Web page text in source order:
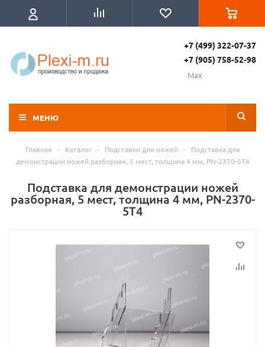
+7 (499) 322-07-37
+7 (905) 758-52-98
Max
МЕНЮ
Главная - Каталог - Подставки для ножей -
Подставка для
демонстрации ножей разборная, 5 мест, толщина 4 мм, PN-2370-5T4
Подставка для демонстрации ножей
разборная, 5 мест, толщина 4 мм, PN-2370-
5T4